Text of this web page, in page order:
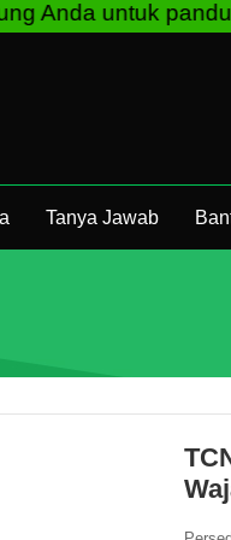
Tanya Jawab
panduan dan